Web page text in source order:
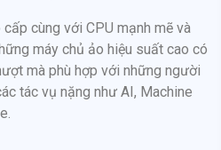
cùng với CPU mạnh mẽ và
máy chủ ảo hiệu suất cao có
mà phù hợp với những người
tác vụ nặng như AI, Machine